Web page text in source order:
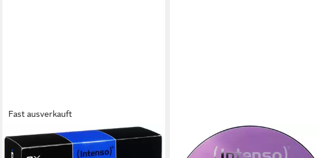
Fast ausverkauft
INTENSO
DVD-Rohling Intenso DVD+R DL 8x
INTENSO
Blu-ray-Rohling Intenso BD-R 25 GB,